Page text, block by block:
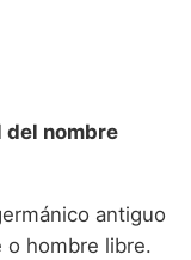
del nombre
antiguo
o hombre libre.